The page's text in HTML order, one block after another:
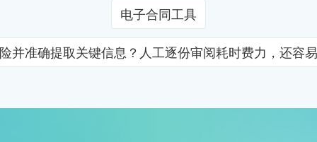
电子合同工具
并准确提取关键信息？人工逐份审阅耗时费力，还容